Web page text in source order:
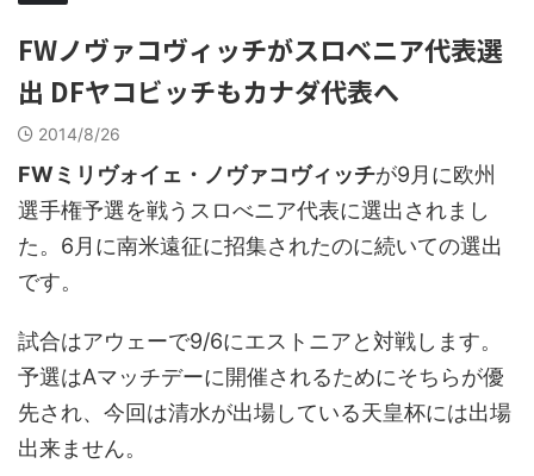
FWノヴァコヴィッチがスロベニア代表選
出 DFヤコビッチもカナダ代表へ
2014/8/26
FWミリヴォイェ・ノヴァコヴィッチが9月に欧州
選手権予選を戦うスロべニア代表に選出されまし
た。6月に南米遠征に招集されたのに続いての選出
です。
試合はアウェーで9/6にエストニアと対戦します。
予選はAマッチデーに開催されるためにそちらが優
先され、今回は清水が出場している天皇杯には出場
出来ません。